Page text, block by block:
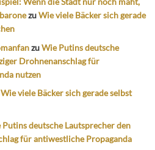
zuWie viele Bäcker sich gerade
zuWie Putins deutsche
Drohnenanschlag für
nutzen
Wie viele Bäcker sich gerade selbst
Putins deutsche Lautsprecher den
für antiwestliche Propaganda